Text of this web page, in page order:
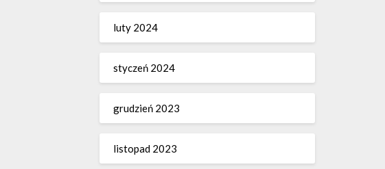
luty 2024
styczeń 2024
grudzień 2023
listopad 2023